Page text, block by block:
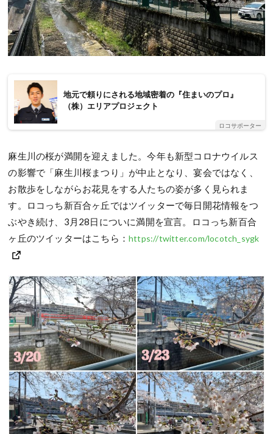
地元で頼りにされる地域密着の『住まいのプロ』
（株）エリアプロジェクト
ロコサポーター
麻生川の桜が満開を迎えました。今年も新型コロナウイルス
の影響で「麻生川桜まつり」が中止となり、宴会ではなく、
お散歩をしながらお花見をする人たちの姿が多く見られま
す。ロコっち新百合ヶ丘ではツイッターで毎日開花情報をつ
ぶやき続け、3月28日についに満開を宣言。ロコっち新百合
ヶ丘のツイッターはこちら：https://twitter.com/locotch_sygk